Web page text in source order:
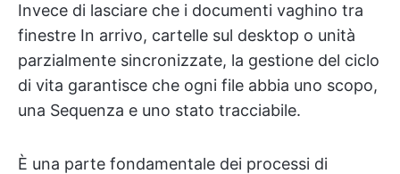
Invece di lasciare che i documenti vaghino tra
finestre In arrivo, cartelle sul desktop o unità
parzialmente sincronizzate, la gestione del ciclo
di vita garantisce che ogni file abbia uno scopo,
una Sequenza e uno stato tracciabile.
È una parte fondamentale dei processi di